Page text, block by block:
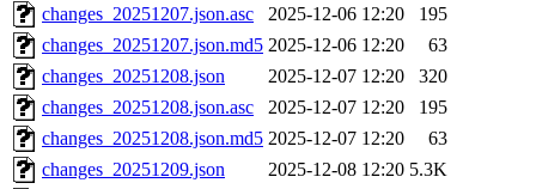
changes_20251207.json.asc
2025-12-06 12:20
195
changes_20251207.json.md5 2025-12-06 12:20
63
changes_20251208.json
2025-12-07 12:20
320
changes_20251208.json.asc
2025-12-07 12:20
195
changes_20251208.json.md5 2025-12-07 12:20
63
changes_20251209.json
2025-12-08 12:20 5.3K